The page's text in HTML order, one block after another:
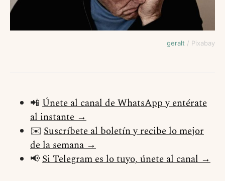
geralt / Pixabay
📲 Únete al canal de WhatsApp y entérate
al instante →
✉️ Suscríbete al boletín y recibe lo mejor
de la semana →
📢Si Telegram es lo tuyo, únete al canal →